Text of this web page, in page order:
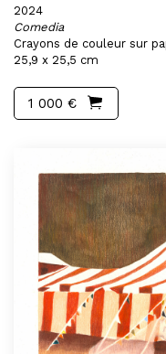
2024
Comedia
Crayons de couleur sur
25,9 x 25,5 cm
1 000 €